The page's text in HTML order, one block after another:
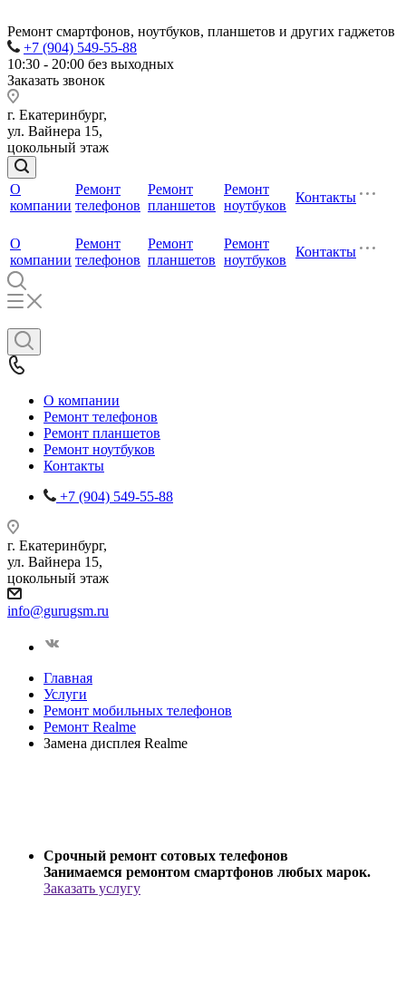
Ремонт смартфонов, ноутбуков, планшетов и других гаджетов
+7 (904) 549-55-88
10:30 - 20:00 без выходных
Заказать звонок
г. Екатеринбург,
ул. Вайнера 15,
цокольный этаж
О
компании
Ремонт
телефонов
Ремонт
планшетов
Ремонт
ноутбуков
Контакты
О
компании
Ремонт
телефонов
Ремонт
планшетов
Ремонт
ноутбуков
Контакты
О компании
Ремонт телефонов
Ремонт планшетов
Ремонт ноутбуков
Контакты
+7 (904) 549-55-88
г. Екатеринбург,
ул. Вайнера 15,
цокольный этаж
info@gurugsm.ru
Главная
Услуги
Ремонт мобильных телефонов
Ремонт Realme
Замена дисплея Realme
Срочный ремонт сотовых телефонов
Занимаемся ремонтом смартфонов любых марок.
Заказать услугу